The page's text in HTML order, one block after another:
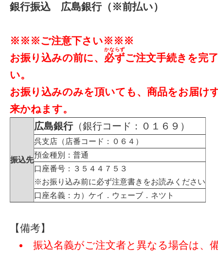
銀行振込 広島銀行（※前払い）
※※※ご注意下さい※※※
お振り込みの前に、 必ず
かならず
ご注文手続きを完
い。
お振り込みのみを頂いても、商品をお届け
来かねます。
振込先
広島銀行（銀行コード：０１６９）
呉支店（店番コード：０６４）
預金種別：普通
口座番号：３５４４７５３
※お振り込み前に必ず注意書きをお読みください
口座名義：カ）ケイ．ウェーブ．ネツト
【備考】
振込名義がご注文者と異なる場合は、